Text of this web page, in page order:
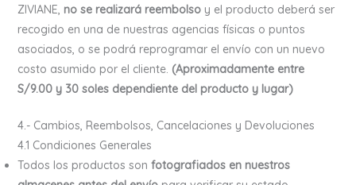
ZIVIANE, no se realizará reembolsoy el producto deberá ser
recogido en una de nuestras agencias físicas o puntos
asociados, o se podrá reprogramar el envío con un nuevo
costo asumido por el cliente. (Aproximadamente entre
S/9.00 y 30 soles dependiente del producto y lugar)
4.- Cambios, Reembolsos, Cancelaciones y Devoluciones
4.1 Condiciones Generales
Todos los productos son fotografiados en nuestros